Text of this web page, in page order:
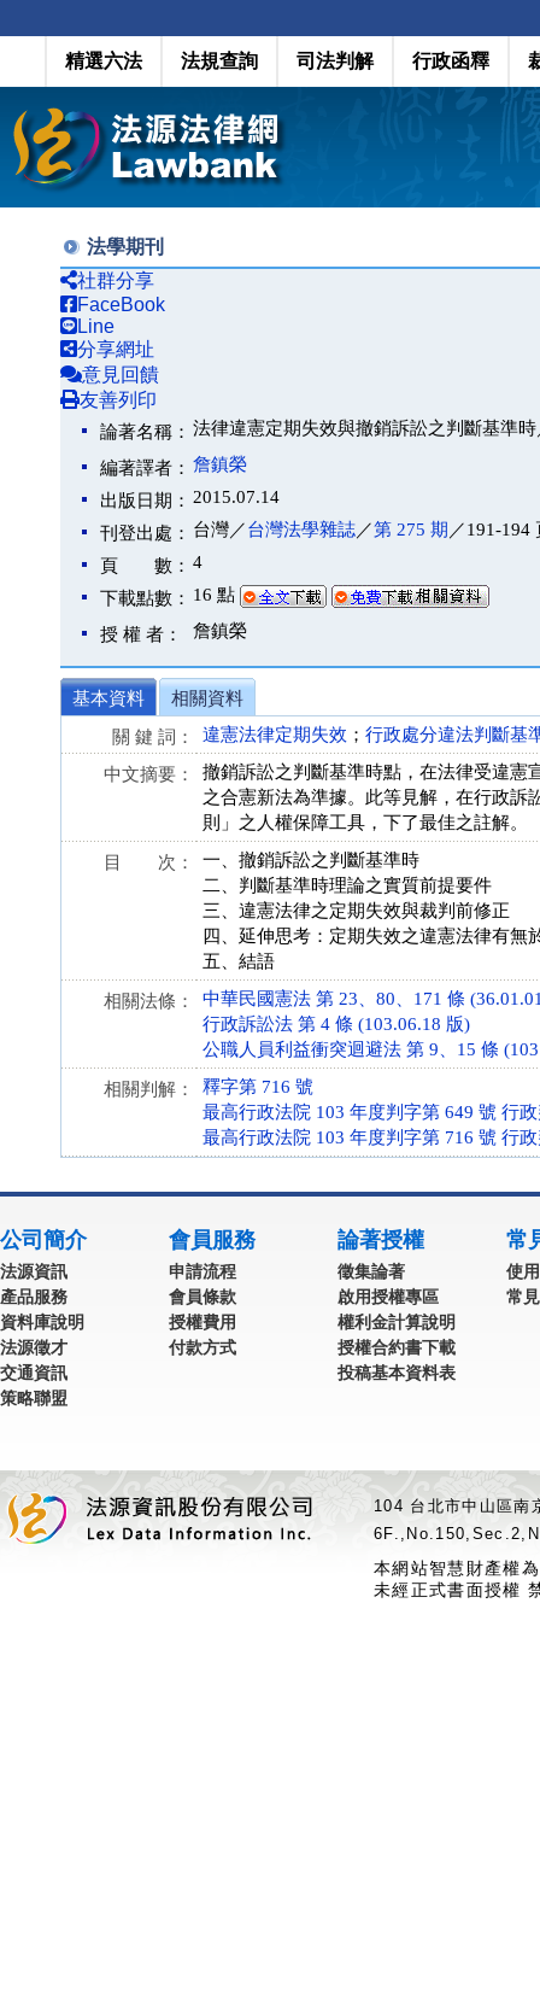
精選六法 法規查詢 司法判解 行政函釋
法學期刊
社群分享
FaceBook
Line
分享網址
意見回饋
友善列印
論著名稱： 法律違憲定期失效與撤銷訴訟之判斷基準
編著譯者： 詹鎮榮
出版日期： 2015.07.14
刊登出處： 台灣／台灣法學雜誌／第 275 期 ／191-194
頁 數： 4
下載點數： 16 點
授 權 者： 詹鎮榮
基本資料
相關資料
關 鍵 詞：
違憲法律定期失效 ； 行政處分違法判斷基
中文摘要：
撤銷訴訟之判斷基準時點，在法律受違憲
之合憲新法為準據。此等見解，在行政訴
則」之人權保障工具，下了最佳之註解。
目 次：
一、撤銷訴訟之判斷基準時
二、判斷基準時理論之實質前提要件
三、違憲法律之定期失效與裁判前修正
四、延伸思考：定期失效之違憲法律有無
五、結語
相關法條：
中華民國憲法 第 23、80、171 條
行政訴訟法 第 4 條 (103.06.18 版)
公職人員利益衝突迴避法 第 9、15 條
相關判解：
釋字第 716 號
最高行政法院 103 年度判字第 649 號 行
最高行政法院 103 年度判字第 716 號 行
公司簡介
法源資訊
產品服務
資料庫說明
法源徵才
交通資訊
策略聯盟
會員服務
申請流程
會員條款
授權費用
付款方式
論著授權
徵集論著
啟用授權專區
權利金計算說明
授權合約書下載
投稿基本資料表
常
使
常
104 台北市中山區
本網站智慧財產權
未經正式書面授權